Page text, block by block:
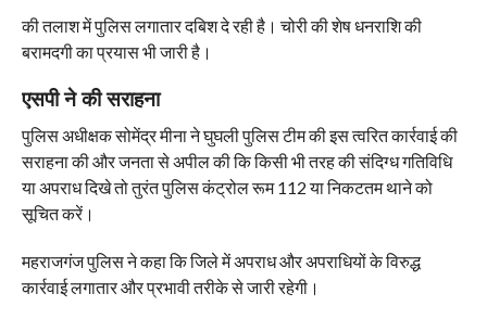
की तलाश में पुलिस लगातार दबिश दे रही है। चोरी की शेष धनराशि की
बरामदगी का प्रयास भी जारी है।
एसपी ने की सराहना
पुलिस अधीक्षक सोमेंद्र मीना ने घुघली पुलिस टीम की इस त्वरित कार्रवाई की
सराहना की और जनता से अपील की कि किसी भी तरह की संदिग्ध गतिविधि
या अपराध दिखे तो तुरंत पुलिस कंट्रोल रूम 112 या निकटतम थाने को
सूचित करें।
महराजगंज पुलिस ने कहा कि जिले में अपराध और अपराधियों के विरुद्ध
कार्रवाई लगातार और प्रभावी तरीके से जारी रहेगी।